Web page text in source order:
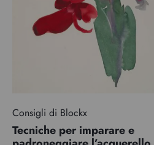
Consigli di Blockx
Tecniche per imparare e